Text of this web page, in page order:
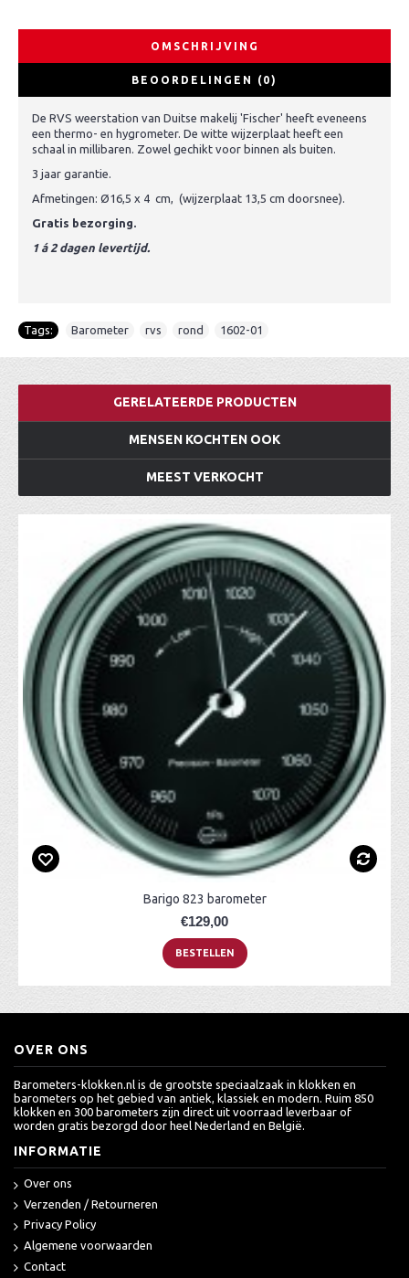
OMSCHRIJVING
BEOORDELINGEN (0)
De RVS weerstation van Duitse makelij 'Fischer' heeft eveneens
een thermo- en hygrometer. De witte wijzerplaat heeft een
schaal in millibaren. Zowel gechikt voor binnen als buiten.
3 jaar garantie.
Afmetingen: Ø16,5 x 4 cm, (wijzerplaat 13,5 cm doorsnee).
Gratis bezorging.
1 á 2 dagen levertijd.
Tags: Barometer rvs rond 1602-01
GERELATEERDE PRODUCTEN
MENSEN KOCHTEN OOK
MEEST VERKOCHT
Barigo 823 barometer
€129,00
BESTELLEN
OVER ONS
Barometers-klokken.nl is de grootste speciaalzaak in klokken en
barometers op het gebied van antiek, klassiek en modern. Ruim 850
klokken en 300 barometers zijn direct uit voorraad leverbaar of
worden gratis bezorgd door heel Nederland en België.
INFORMATIE
Over ons
Verzenden / Retourneren
Privacy Policy
Algemene voorwaarden
Contact